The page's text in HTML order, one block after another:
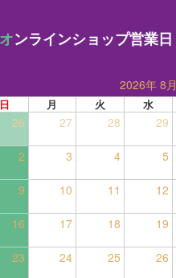
オンラインショップ営業日
2026年 8月
日 月 火 水
26 27 28 29
2 3 4 5
9 10 11 12
16 17 18 19
23 24 25 26